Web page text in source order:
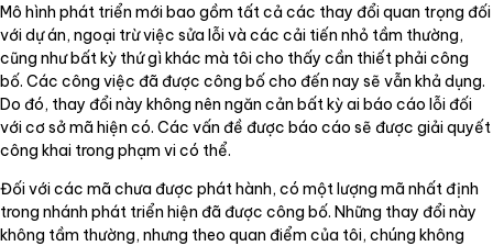
Mô hình phát triển mới bao gồm tất cả các thay đổi quan trọng đối
với dự án, ngoại trừ việc sửa lỗi và các cải tiến nhỏ tầm thường,
cũng như bất kỳ thứ gì khác mà tôi cho thấy cần thiết phải công
bố. Các công việc đã được công bố cho đến nay sẽ vẫn khả dụng.
Do đó, thay đổi này không nên ngăn cản bất kỳ ai báo cáo lỗi đối
với cơ sở mã hiện có. Các vấn đề được báo cáo sẽ được giải quyết
công khai trong phạm vi có thể.
Đối với các mã chưa được phát hành, có một lượng mã nhất định
trong nhánh phát triển hiện đã được công bố. Những thay đổi này
không tầm thường, nhưng theo quan điểm của tôi, chúng không